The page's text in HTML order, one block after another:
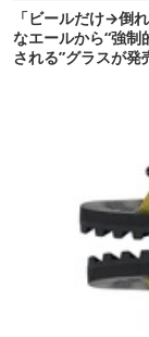
「ビールだけ→倒
なエールから“強制
される”グラスが発